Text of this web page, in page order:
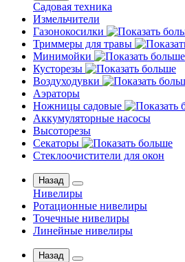
Садовая техника
Измельчители
Газонокосилки
Триммеры для травы
Минимойки
Кусторезы
Воздуходувки
Аэраторы
Ножницы садовые
Аккумуляторные насосы
Высоторезы
Секаторы
Стеклоочистители для окон
Назад
Нивелиры
Ротационные нивелиры
Точечные нивелиры
Линейные нивелиры
Назад